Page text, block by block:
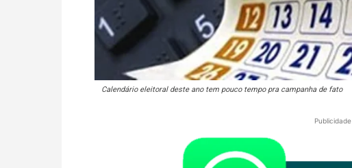
Calendário eleitoral deste ano tem pouco tempo pra campanha de fato
Publicidade